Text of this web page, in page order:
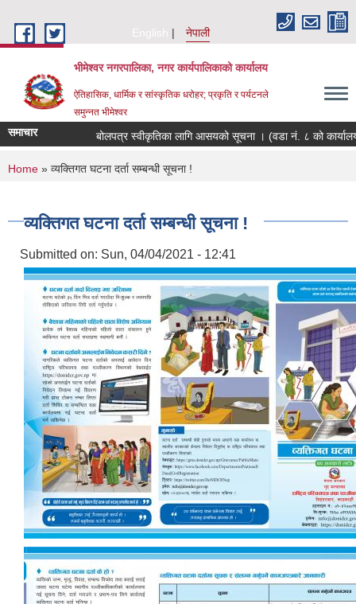
English
नेपाली
भीमेश्वर नगरपालिका, नगर कार्यपालिकाको कार्यालय
ऐतिहासिक, धार्मिक र सांस्कृतिक धरोहर; प्रकृति र पर्यटनले
समुन्नत भीमेश्वर
समाचार बोलपत्र स्वीकृतिका लागि आसयको सूचना । (वडा नं. ८ को
You are here
Home » व्यक्तिगत घटना दर्ता सम्बन्धी सूचना !
व्यक्तिगत घटना दर्ता सम्बन्धी सूचना !
Submitted on: Sun, 04/04/2021 - 12:41